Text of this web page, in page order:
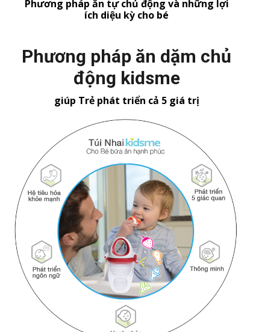
Phương pháp ăn tự chủ động và những lợi
ích diệu kỳ cho bé
Phương pháp ăn dặm chủ
động kidsme
giúp Trẻ phát triển cả 5 giá trị